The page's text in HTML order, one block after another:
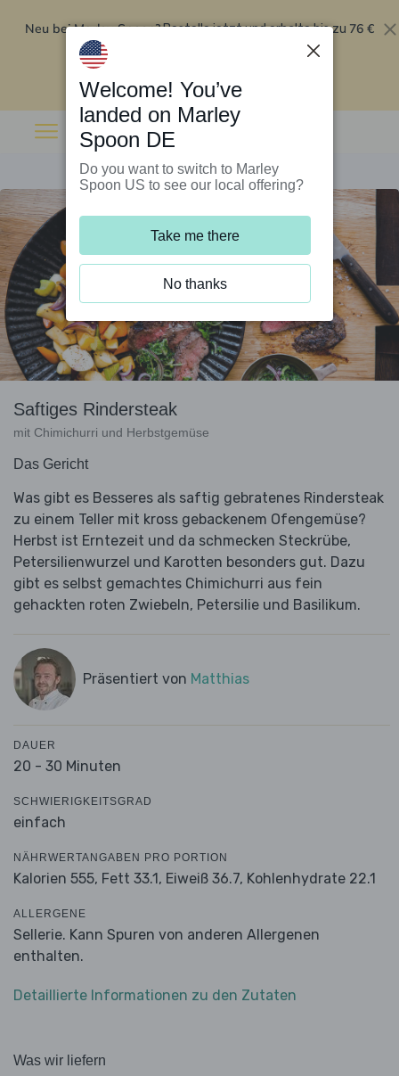
Neu bei Marley Spoon?Bestelle jetzt und erhalte bis zu 76 €
Rabatt auf deine ersten fünf Boxen
Saftiges Rindersteak
mit Chimichurri und Herbstgemüse
Das Gericht
Was gibt es Besseres als saftig gebratenes Rindersteak
zu einem Teller mit kross gebackenem Ofengemüse?
Herbst ist Erntezeit und da schmecken Steckrübe,
Petersilienwurzel und Karotten besonders gut. Dazu
gibt es selbst gemachtes Chimichurri aus fein
gehackten roten Zwiebeln, Petersilie und Basilikum.
Präsentiert von Matthias
DAUER
20 - 30 Minuten
SCHWIERIGKEITSGRAD
einfach
NÄHRWERTANGABEN PRO PORTION
Kalorien 555, Fett 33.1, Eiweiß 36.7, Kohlenhydrate 22.1
ALLERGENE
Sellerie. Kann Spuren von anderen Allergenen
enthalten.
Detaillierte Informationen zu den Zutaten
Was wir liefern
Welcome! You’ve
landed on Marley
Spoon DE
Do you want to switch to Marley
Spoon US to see our local offering?
Take me there
No thanks